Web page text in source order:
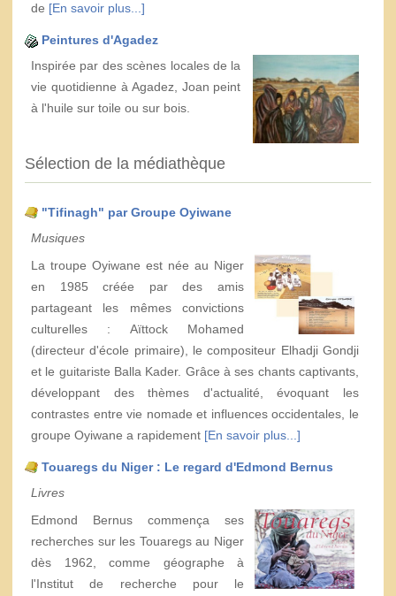
de [En savoir plus...]
Peintures d'Agadez
Inspirée par des scènes locales de la
vie quotidienne à Agadez, Joan peint
à l'huile sur toile ou sur bois.
Sélection de la médiathèque
"Tifinagh" par Groupe Oyiwane
Musiques
La troupe Oyiwane est née au Niger
en 1985 créée par des amis
partageant les mêmes convictions
culturelles : Aïttock Mohamed
(directeur d'école primaire), le compositeur Elhadji Gondji
et le guitariste Balla Kader. Grâce à ses chants captivants,
développant des thèmes d'actualité, évoquant les
contrastes entre vie nomade et influences occidentales, le
groupe Oyiwane a rapidement [En savoir plus...]
Touaregs du Niger : Le regard d'Edmond Bernus
Livres
Edmond Bernus commença ses
recherches sur les Touaregs au Niger
dès 1962, comme géographe à
l'Institut de recherche pour le